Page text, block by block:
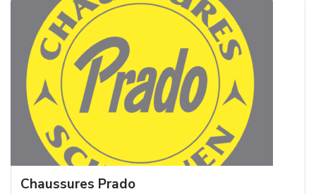
Chaussures Prado